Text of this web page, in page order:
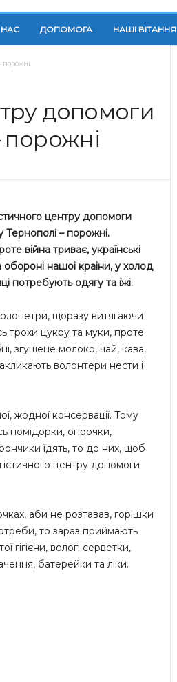
ДОПОМОГА НАШІ ВІТАННЯ
порожні
допомоги
порожні
центру допомоги
Тернополі – порожні.
війна триває, українські
обороні нашої країни, у холод
потребують одягу та їжі.
щоразу витягаючи
трохи цукру та муки, проте
згущене молоко, чай, кава,
волонтери нести і
жодної консервації. Тому
помідорки, огірочки,
їдять, то до них, щоб
центру допомоги
аби не розтавав, горішки
то зараз приймають
вологі серветки,
батерейки та ліки.